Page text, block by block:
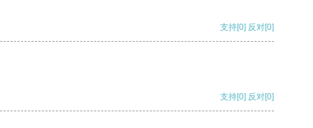
支持[0] 反对[0]
支持[0] 反对[0]